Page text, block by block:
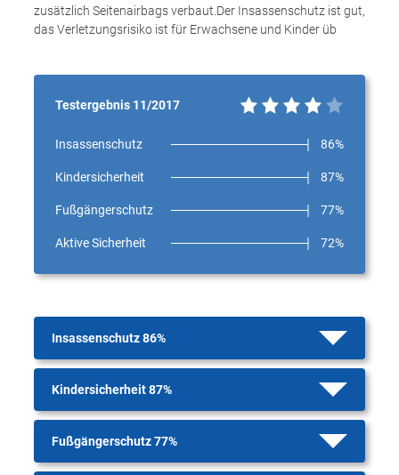
zusätzlich Seitenairbags verbaut.Der Insassenschutz ist gut,
das Verletzungsrisiko ist für Erwachsene und Kinder üb
Testergebnis 11/2017
Insassenschutz 86%
Kindersicherheit 87%
Fußgängerschutz 77%
Aktive Sicherheit 72%
Insassenschutz 86%
Kindersicherheit 87%
Fußgängerschutz 77%